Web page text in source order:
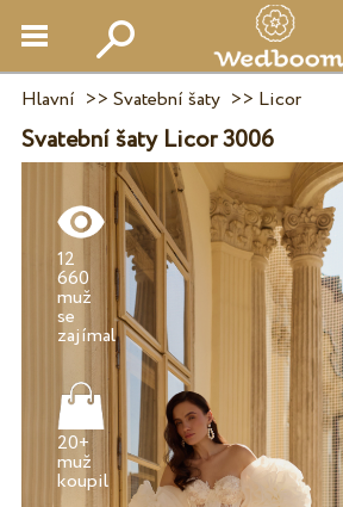
Hlavní >> Svatební šaty>> Licor
Svatební šaty Licor 3006
12
660
muž
se
zajímal
20+
muž